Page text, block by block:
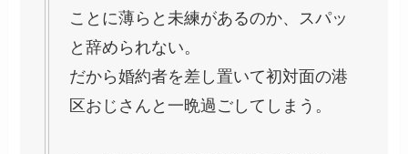
ことに薄らと未練があるのか、スパッ
と辞められない。
だから婚約者を差し置いて初対面の港
区おじさんと一晩過ごしてしまう。